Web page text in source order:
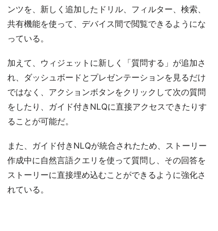
ンツを、新しく追加したドリル、フィルター、検索、
共有機能を使って、デバイス間で閲覧できるようにな
っている。
加えて、ウィジェットに新しく「質問する」が追加さ
れ、ダッシュボードとプレゼンテーションを見るだけ
ではなく、アクションボタンをクリックして次の質問
をしたり、ガイド付きNLQに直接アクセスできたりす
ることが可能だ。
また、ガイド付きNLQが統合されたため、ストーリー
作成中に自然言語クエリを使って質問し、その回答を
ストーリーに直接埋め込むことができるように強化さ
れている。